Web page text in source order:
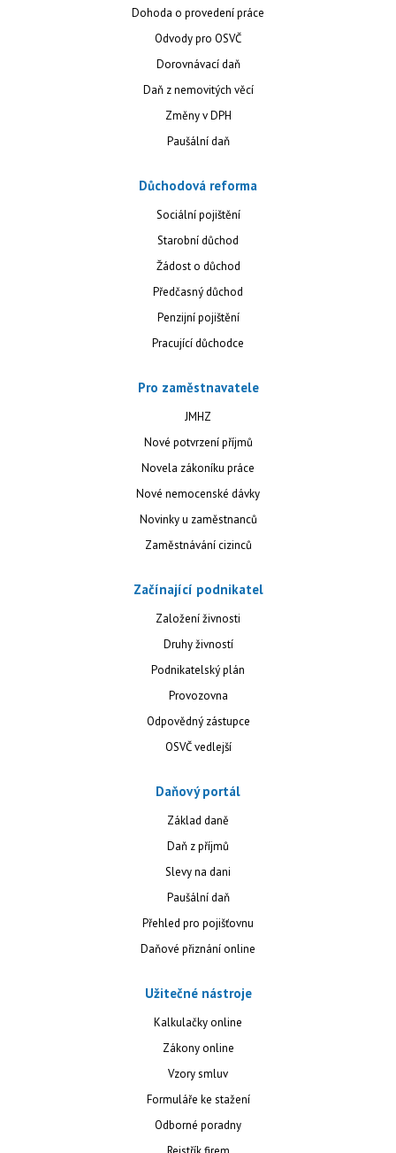
Dohoda o provedení práce
Odvody pro OSVČ
Dorovnávací daň
Daň z nemovitých věcí
Změny v DPH
Paušální daň
Důchodová reforma
Sociální pojištění
Starobní důchod
Žádost o důchod
Předčasný důchod
Penzijní pojištění
Pracující důchodce
Pro zaměstnavatele
JMHZ
Nové potvrzení příjmů
Novela zákoníku práce
Nové nemocenské dávky
Novinky u zaměstnanců
Zaměstnávání cizinců
Začínající podnikatel
Založení živnosti
Druhy živností
Podnikatelský plán
Provozovna
Odpovědný zástupce
OSVČ vedlejší
Daňový portál
Základ daně
Daň z příjmů
Slevy na dani
Paušální daň
Přehled pro pojišťovnu
Daňové přiznání online
Užitečné nástroje
Kalkulačky online
Zákony online
Vzory smluv
Formuláře ke stažení
Odborné poradny